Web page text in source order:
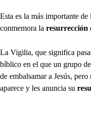
Esta es la más importante
conmemora la resurrección
La Vigilia, que significa
bíblico en el que un grupo
de embalsamar a Jesús,
aparece y les anuncia su